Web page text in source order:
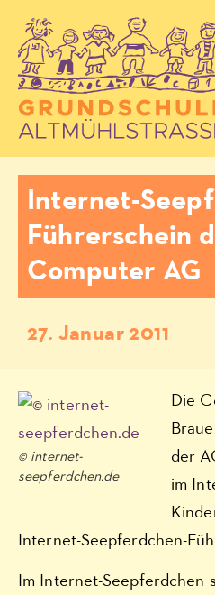
Internet-
Führerschein
Computer AG
27. Januar 2011
© internet-
seepferdchen.de
Die
der
im
Internet-Seepferdchen-
Im Internet-Seepferdchen